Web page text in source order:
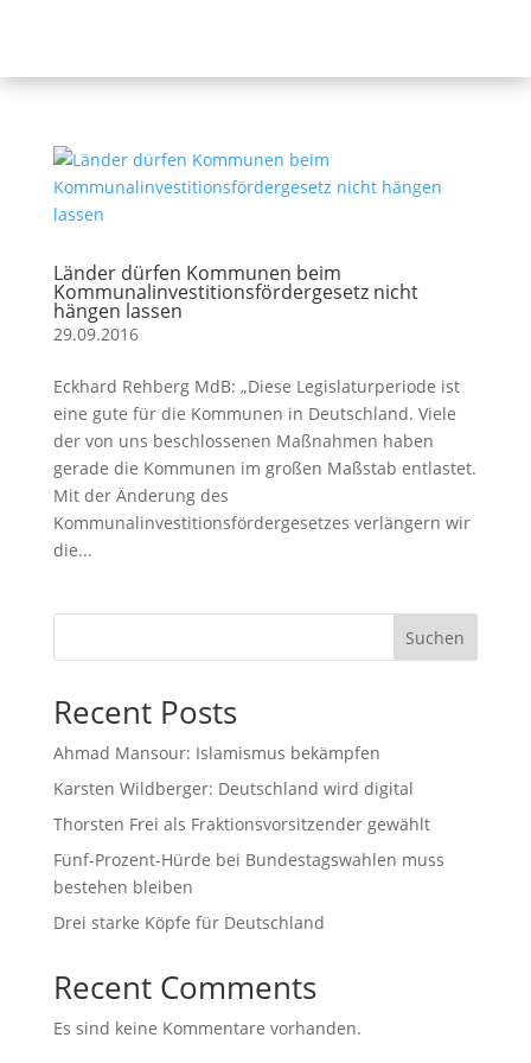
Länder dürfen Kommunen beim
Kommunalinvestitionsfördergesetz nicht
hängen lassen
29.09.2016
Eckhard Rehberg MdB: „Diese Legislaturperiode ist
eine gute für die Kommunen in Deutschland. Viele
der von uns beschlossenen Maßnahmen haben
gerade die Kommunen im großen Maßstab entlastet.
Mit der Änderung des
Kommunalinvestitionsfördergesetzes verlängern wir
die...
Suchen
Recent Posts
Ahmad Mansour: Islamismus bekämpfen
Karsten Wildberger: Deutschland wird digital
Thorsten Frei als Fraktionsvorsitzender gewählt
Fünf-Prozent-Hürde bei Bundestagswahlen muss
bestehen bleiben
Drei starke Köpfe für Deutschland
Recent Comments
Es sind keine Kommentare vorhanden.